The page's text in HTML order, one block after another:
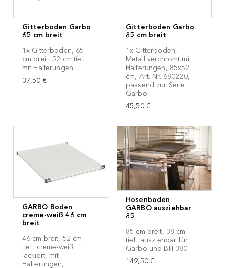
Gitterboden Garbo
65 cm breit
1x Gitterboden, 65
cm breit, 52 cm tief
mit Halterungen
37,50 €
Gitterboden Garbo
85 cm breit
1x Gitterboden,
Metall verchromt mit
Halterungen, 85x52
cm, Art. Nr. 680220,
passend zur Serie
Garbo
45,50 €
GARBO Boden
creme-weiß 46 cm
breit
46 cm breit, 52 cm
tief, creme-weiß
lackiert, mit
Halterungen,
Hosenboden
GARBO ausziehbar
85
85 cm breit, 38 cm
tief, ausziehbar für
Garbo und BIII 380
149,50 €